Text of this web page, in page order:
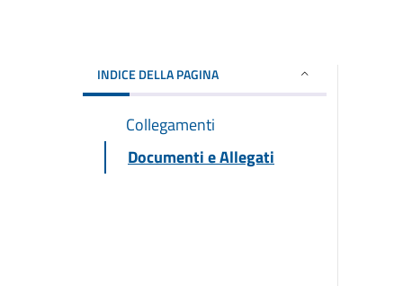
INDICE DELLA PAGINA
Collegamenti
Documenti e Allegati